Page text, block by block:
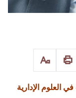
العلوم الإدارية